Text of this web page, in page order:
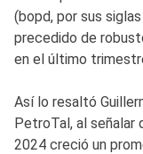
(bopd, por sus
precedido de
en el último
Así lo resaltó
PetroTal, al señalar
2024 creció un